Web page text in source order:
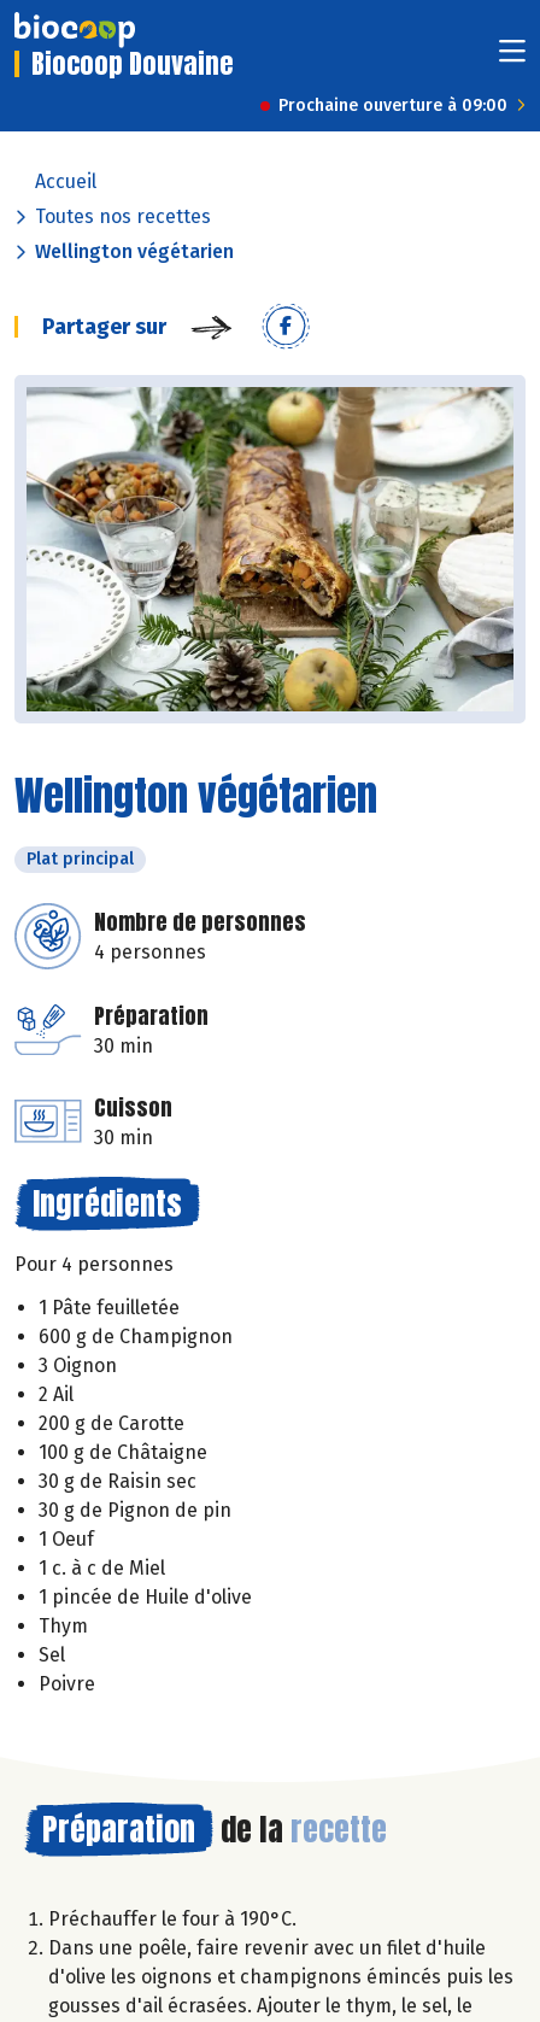
Biocoop Douvaine
Prochaine ouverture à 09:00
Accueil
Toutes nos recettes
Wellington végétarien
Partager sur
Wellington végétarien
Plat principal
Nombre de personnes
4 personnes
Préparation
30 min
Cuisson
30 min
Ingrédients
Pour 4 personnes
1 Pâte feuilletée
600 g de Champignon
3 Oignon
2 Ail
200 g de Carotte
100 g de Châtaigne
30 g de Raisin sec
30 g de Pignon de pin
1 Oeuf
1 c. à c de Miel
1 pincée de Huile d'olive
Thym
Sel
Poivre
Préparation de la recette
Préchauffer le four à 190°C.
Dans une poêle, faire revenir avec un filet d'huile
d'olive les oignons et champignons émincés puis les
gousses d'ail écrasées. Ajouter le thym, le sel, le